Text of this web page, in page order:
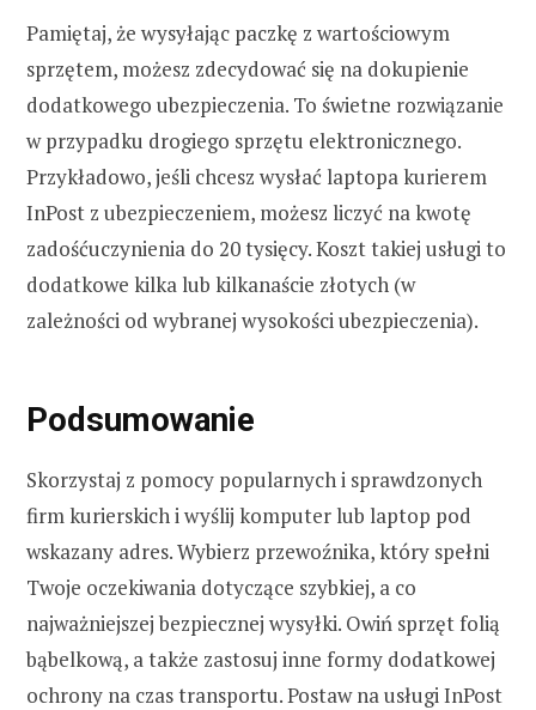
Pamiętaj, że wysyłając paczkę z wartościowym
sprzętem, możesz zdecydować się na dokupienie
dodatkowego ubezpieczenia. To świetne rozwiązanie
w przypadku drogiego sprzętu elektronicznego.
Przykładowo, jeśli chcesz wysłać laptopa kurierem
InPost z ubezpieczeniem, możesz liczyć na kwotę
zadośćuczynienia do 20 tysięcy. Koszt takiej usługi to
dodatkowe kilka lub kilkanaście złotych (w
zależności od wybranej wysokości ubezpieczenia).
Podsumowanie
Skorzystaj z pomocy popularnych i sprawdzonych
firm kurierskich i wyślij komputer lub laptop pod
wskazany adres. Wybierz przewoźnika, który spełni
Twoje oczekiwania dotyczące szybkiej, a co
najważniejszej bezpiecznej wysyłki. Owiń sprzęt folią
bąbelkową, a także zastosuj inne formy dodatkowej
ochrony na czas transportu. Postaw na usługi InPost